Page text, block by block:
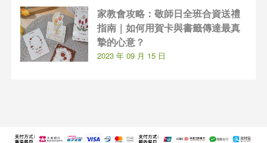
家教會攻略：敬師日全班合資送禮
指南｜如何用賀卡與書籤傳達最真
摯的心意？
2023 年 09 月 15 日